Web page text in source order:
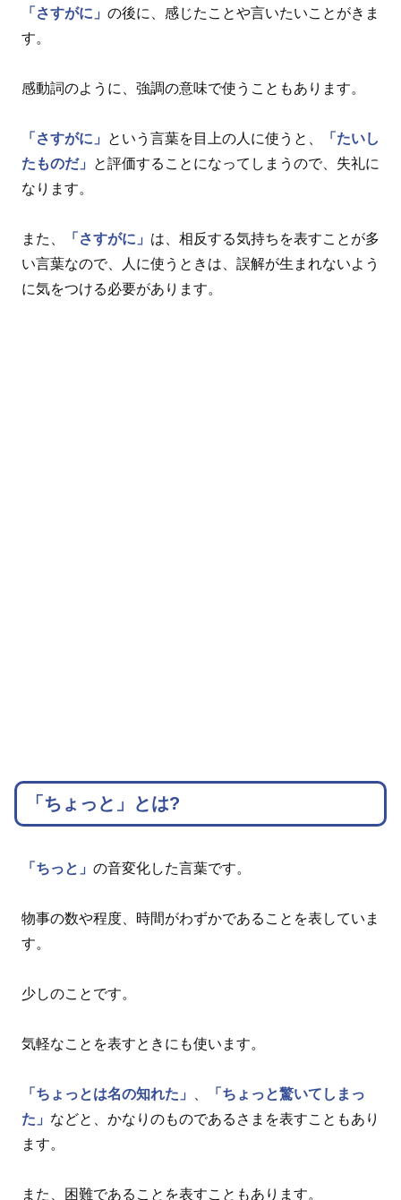
「さすがに」 の後に、感じたことや言いたいことがきま
す。
感動詞のように、強調の意味で使うこともあります。
「さすがに」 という言葉を目上の人に使うと、
「たいし
たものだ」
と評価することになってしまうので、失礼に
なります。
また、 「さすがに」 は、相反する気持ちを表すことが多
い言葉なので、人に使うときは、誤解が生まれないよう
に気をつける必要があります。
「ちょっと」とは?
「ちっと」 の音変化した言葉です。
物事の数や程度、時間がわずかであることを表していま
す。
少しのことです。
気軽なことを表すときにも使います。
「ちょっとは名の知れた」
「ちょっと驚いてしまっ
た」 などと、かなりのものであるさまを表すこともあり
ます。
また、困難であることを表すこともあります。